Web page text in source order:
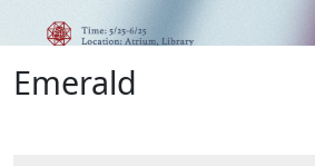
Emerald